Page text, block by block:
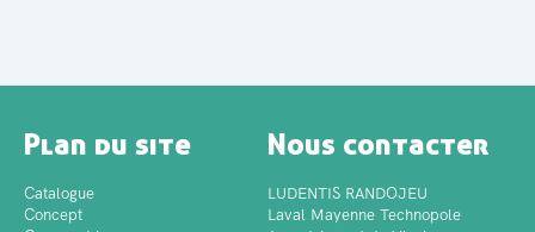
Plan du site
Catalogue
Concept
Nous contacter
LUDENTIS RANDOJEU
Laval Mayenne Technopole